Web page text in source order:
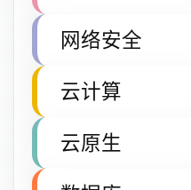
网络安全
云计算
云原生